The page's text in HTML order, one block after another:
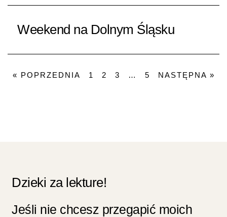
Weekend na Dolnym Śląsku
« POPRZEDNIA 1 2 3 … 5 NASTĘPNA »
Dzieki za lekture!
Jeśli nie chcesz przegapić moich